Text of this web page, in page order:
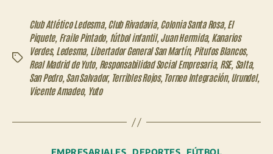
Etiquetas
Club Atlético Ledesma, Club Rivadavia, Colonia Santa Rosa, El
Piquete, Fraile Pintado, fútbol infantil, Juan Hermida, Kanarios
Verdes, Ledesma, Libertador General San Martín, Pitufos Blancos,
Real Madrid de Yuto, Responsabilidad Social Empresaria, RSE, Salta,
San Pedro, San Salvador, Terribles Rojos, Torneo Integración, Urundel,
Vicente Amadeo, Yuto
Categorías